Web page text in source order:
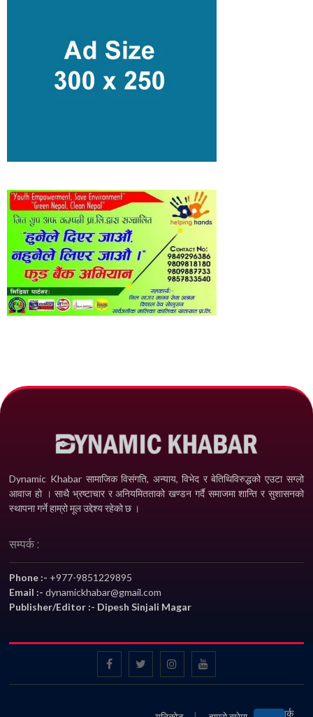
Dynamic Khabar सामाजिक विसंगति, अन्याय, विभेद­ र बेतिथिविरुद्धको एउटा सग्लो
आवाज हो । साथै भ्रष्टाचार र अनियमितताको खण्डन गर्दै समाजमा शान्ति र सुशासनको
स्थापना गर्ने हाम्रो मूल उद्देश्य रहेको छ ।
सम्पर्क :
Phone :- +977-9851229895
Email :-dynamickhabar@gmail.com
Publisher/Editor :- Dipesh Sinjali Magar
सम्पर्क